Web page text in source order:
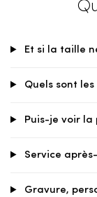
Et si la taille
Quels sont
Puis-je voir
Service
Gravure,